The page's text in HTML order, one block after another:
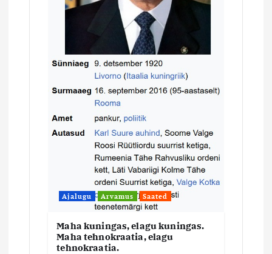
Ajalugu Arvamus Saated
Maha kuningas, elagu kuningas.
Maha tehnokraatia, elagu
tehnokraatia.